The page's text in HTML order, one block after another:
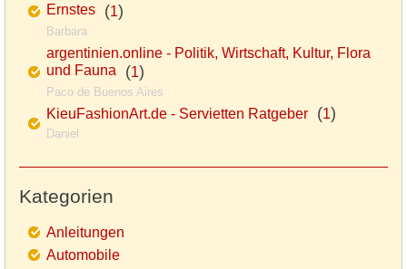
Ernstes (1)
Barbara
argentinien.online - Politik, Wirtschaft, Kultur, Flora
und Fauna (1)
Paco de Buenos Aires
KieuFashionArt.de - Servietten Ratgeber (1)
Daniel
Kategorien
Anleitungen
Automobile